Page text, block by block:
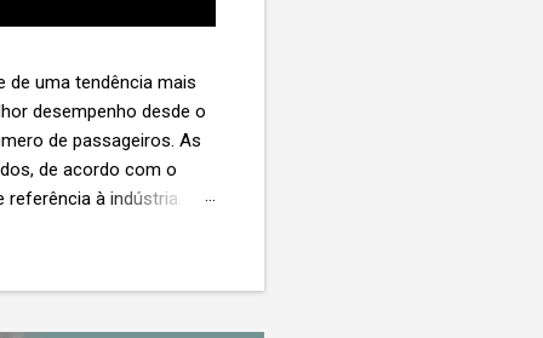
de uma tendência mais
desempenho desde o
de passageiros. As
de acordo com o
referência à indústria. (©
de 30 assentos vendidos,